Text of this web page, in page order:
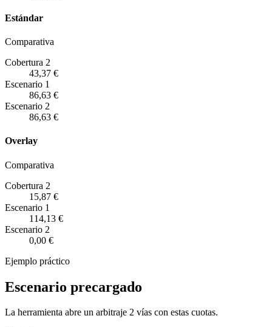
Estándar
Comparativa
Cobertura 2
43,37 €
Escenario 1
86,63 €
Escenario 2
86,63 €
Overlay
Comparativa
Cobertura 2
15,87 €
Escenario 1
114,13 €
Escenario 2
0,00 €
Ejemplo práctico
Escenario precargado
La herramienta abre un arbitraje 2 vías con estas cuotas.